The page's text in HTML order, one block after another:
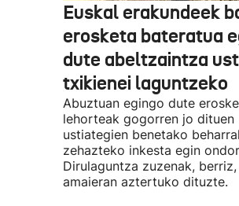
Euskal erakundeek
erosketa bateratua
dute abeltzaintza
txikienei laguntzeko
Abuztuan egingo dute
lehorteak gogorren jo dituen
ustiategien benetako
zehazteko inkesta egin
Dirulaguntza zuzenak,
amaieran aztertuko dituzte.